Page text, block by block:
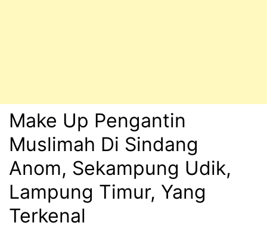
Make Up Pengantin
Muslimah Di Sindang
Anom, Sekampung Udik,
Lampung Timur, Yang
Terkenal